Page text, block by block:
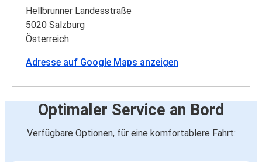
Hellbrunner Landesstraße
5020 Salzburg
Österreich
Adresse auf Google Maps anzeigen
Optimaler Service an Bord
Verfügbare Optionen, für eine komfortablere Fahrt: